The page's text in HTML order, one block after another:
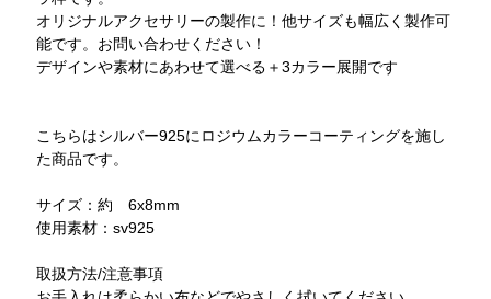
オリジナルアクセサリーの製作に！他サイズも幅広く製作可
能です。お問い合わせください！
デザインや素材にあわせて選べる＋3カラー展開です
こちらはシルバー925にロジウムカラーコーティングを施し
た商品です。
サイズ：約 6x8mm
使用素材：sv925
取扱方法/注意事項